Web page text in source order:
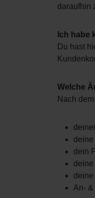
daraufhin
Ich habe
Du hast
Welche
Nach
dein
An-